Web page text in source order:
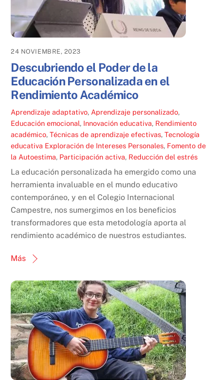
24 NOVIEMBRE, 2023
Descubriendo el Poder de la
Educación Personalizada en el
Rendimiento Académico
Aprendizaje adaptativo, Aprendizaje personalizado,
Educación emocional, Innovación educativa, Rendimiento
académico,Técnicas de aprendizaje efectivas,Tecnología
educativa Exploración de Intereses Personales, Fomento de
la Autoestima, Participación activa, Reducción del estrés
La educación personalizada ha emergido como una
herramienta invaluable en el mundo educativo
contemporáneo, y en el Colegio Internacional
Campestre, nos sumergimos en los beneficios
transformadores que esta metodología aporta al
rendimiento académico de nuestros estudiantes.
Más